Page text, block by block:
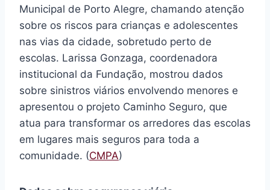
Municipal de Porto Alegre, chamando atenção
sobre os riscos para crianças e adolescentes
nas vias da cidade, sobretudo perto de
escolas. Larissa Gonzaga, coordenadora
institucional da Fundação, mostrou dados
sobre sinistros viários envolvendo menores e
apresentou o projeto Caminho Seguro, que
atua para transformar os arredores das escolas
em lugares mais seguros para toda a
comunidade. (CMPA)